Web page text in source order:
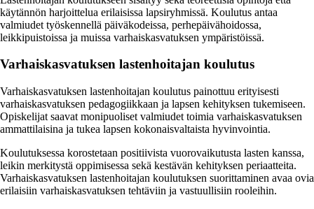
käytännön harjoittelua erilaisissa lapsiryhmissä. Koulutus antaa
valmiudet työskennellä päiväkodeissa, perhepäivähoidossa,
leikkipuistoissa ja muissa varhaiskasvatuksen ympäristöissä.
Varhaiskasvatuksen lastenhoitajan koulutus
Varhaiskasvatuksen lastenhoitajan koulutus painottuu erityisesti
varhaiskasvatuksen pedagogiikkaan ja lapsen kehityksen tukemiseen.
Opiskelijat saavat monipuoliset valmiudet toimia varhaiskasvatuksen
ammattilaisina ja tukea lapsen kokonaisvaltaista hyvinvointia.
Koulutuksessa korostetaan positiivista vuorovaikutusta lasten kanssa,
leikin merkitystä oppimisessa sekä kestävän kehityksen periaatteita.
Varhaiskasvatuksen lastenhoitajan koulutuksen suorittaminen avaa ovia
erilaisiin varhaiskasvatuksen tehtäviin ja vastuullisiin rooleihin.